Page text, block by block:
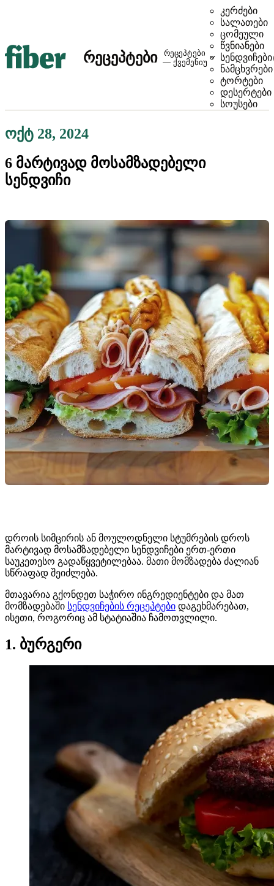
რეცეპტები
რეცეპტები
— ქვემენიუ
კერძები
სალათები
ცომეული
წვნიანები
სენდვიჩები
ნამცხვრები
ტორტები
დესერტები
სოუსები
ოქტ 28, 2024
6 მარტივად მოსამზადებელი
სენდვიჩი
დროის სიმცირის ან მოულოდნელი სტუმრების დროს
მარტივად მოსამზადებელი სენდვიჩები ერთ-ერთი
საუკეთესო გადაწყვეტილებაა. მათი მომზადება ძალიან
სწრაფად შეიძლება.
მთავარია გქონდეთ საჭირო ინგრედიენტები და მათ
მომზადებაში სენდვიჩების რეცეპტები დაგეხმარებათ,
ისეთი, როგორიც ამ სტატიაშია ჩამოთვლილი.
1. ბურგერი